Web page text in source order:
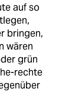
auf so
bringen,
wären
grün
rechte